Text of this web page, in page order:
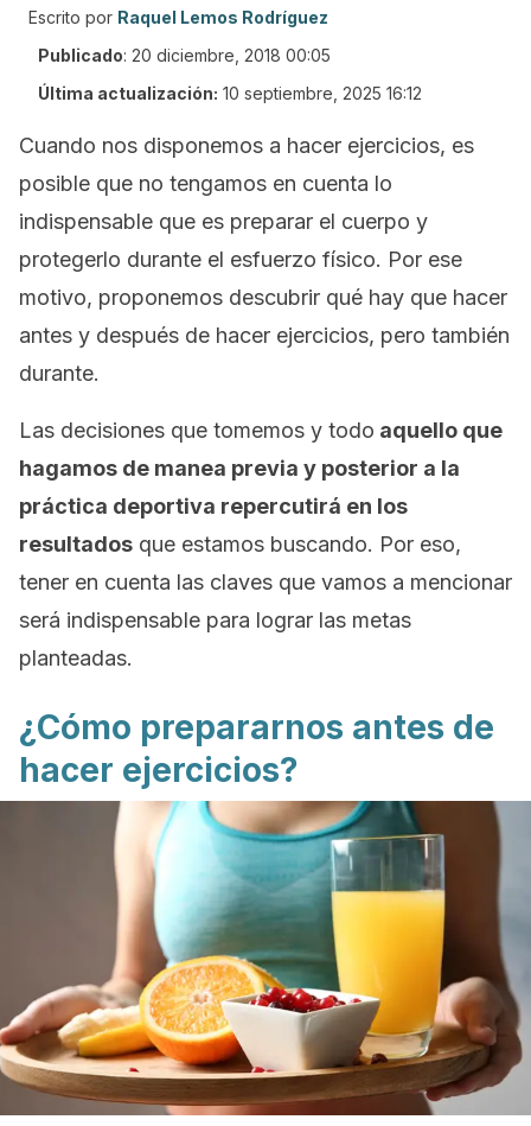
Escrito por Raquel Lemos Rodríguez
Publicado: 20 diciembre, 2018 00:05
Última actualización: 10 septiembre, 2025 16:12
Cuando nos disponemos a hacer ejercicios, es
posible que no tengamos en cuenta lo
indispensable que es preparar el cuerpo y
protegerlo durante el esfuerzo físico. Por ese
motivo, proponemos descubrir qué hay que hacer
antes y después de hacer ejercicios, pero también
durante.
Las decisiones que tomemos y todo aquello que
hagamos de manea previa y posterior a la
práctica deportiva repercutirá en los
resultados que estamos buscando. Por eso,
tener en cuenta las claves que vamos a mencionar
será indispensable para lograr las metas
planteadas.
¿Cómo prepararnos antes de
hacer ejercicios?